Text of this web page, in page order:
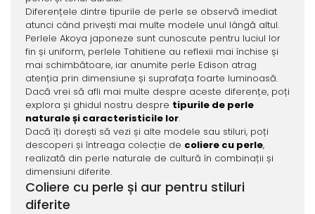
Diferențele dintre tipurile de perle se observă imediat
atunci când privești mai multe modele unul lângă altul.
Perlele Akoya japoneze sunt cunoscute pentru luciul lor
fin și uniform, perlele Tahitiene au reflexii mai închise și
mai schimbătoare, iar anumite perle Edison atrag
atenția prin dimensiune și suprafața foarte luminoasă.
Dacă vrei să afli mai multe despre aceste diferențe, poți
explora și ghidul nostru despre tipurile de perle
naturale și caracteristicile lor.
Dacă îți dorești să vezi și alte modele sau stiluri, poți
descoperi și întreaga colecție de coliere cu perle,
realizată din perle naturale de cultură în combinații și
dimensiuni diferite.
Coliere cu perle și aur pentru stiluri
diferite